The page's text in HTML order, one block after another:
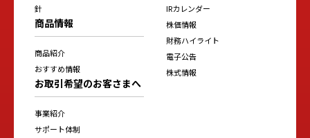
針
商品情報
商品紹介
おすすめ情報
お取引希望のお客さまへ
事業紹介
サポート体制
IRカレンダー
株価情報
財務ハイライト
電子公告
株式情報